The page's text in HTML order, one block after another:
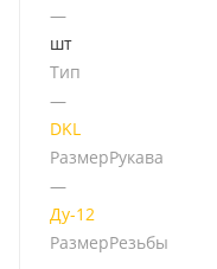
—
шт
Тип
—
DKL
РазмерРукава
—
Ду-12
РазмерРезьбы